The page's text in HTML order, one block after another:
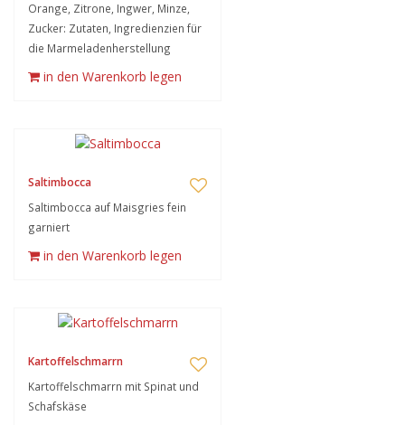
Orange, Zitrone, Ingwer, Minze,
Zucker: Zutaten, Ingredienzien für
die Marmeladenherstellung
in den Warenkorb legen
Saltimbocca
Saltimbocca auf Maisgries fein
garniert
in den Warenkorb legen
Kartoffelschmarrn
Kartoffelschmarrn mit Spinat und
Schafskäse